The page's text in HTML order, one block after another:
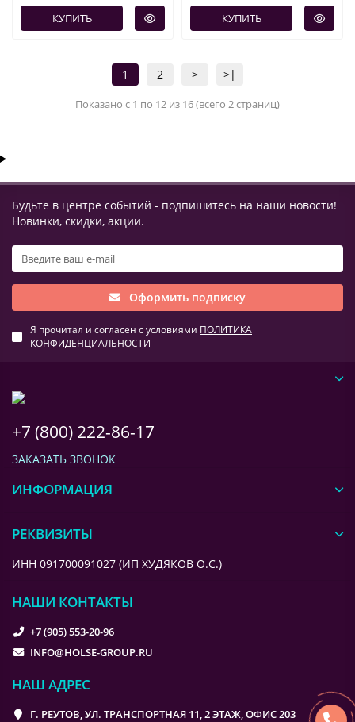
КУПИТЬ КУПИТЬ
1 2 > >|
Показано с 1 по 12 из 16 (всего 2 страниц)
Будьте в центре событий - подпишитесь на наши новости!
Новинки, скидки, акции.
Оформить подписку
Я прочитал и согласен с условиями ПОЛИТИКА
КОНФИДЕНЦИАЛЬНОСТИ
+7 (800) 222-86-17
ЗАКАЗАТЬ ЗВОНОК
ИНФОРМАЦИЯ
РЕКВИЗИТЫ
ИНН 091700091027 (ИП ХУДЯКОВ О.С.)
НАШИ КОНТАКТЫ
+7 (905) 553-20-96
INFO@HOLSE-GROUP.RU
НАШ АДРЕС
Г. РЕУТОВ, УЛ. ТРАНСПОРТНАЯ 11, 2 ЭТАЖ, ОФИС 203